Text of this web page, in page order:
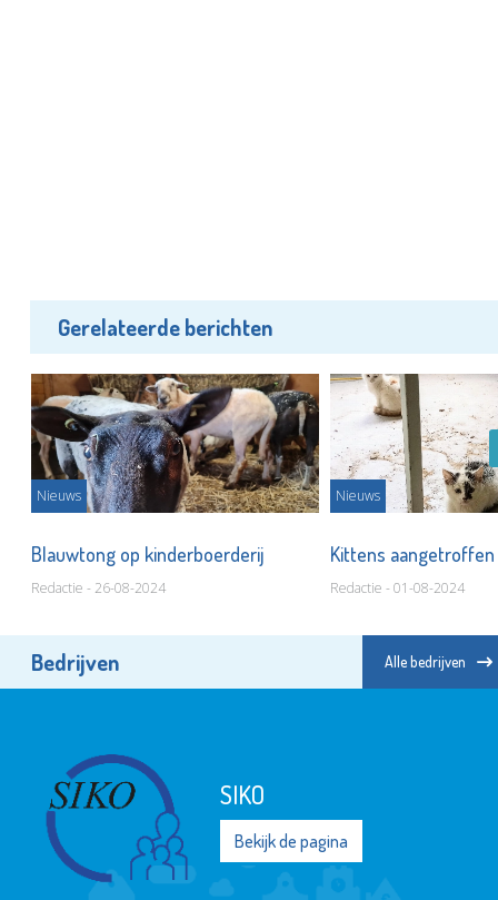
Gerelateerde berichten
Nieuws
Blauwtong op kinderboerderij
Redactie - 26-08-2024
Nieuws
Kittens
Redactie - 01-08-2024
Bedrijven Alle bedrijven
SIKO
Bekijk de pagina